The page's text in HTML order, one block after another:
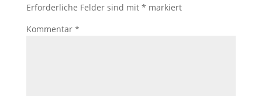
Erforderliche Felder sind mit * markiert
Kommentar *